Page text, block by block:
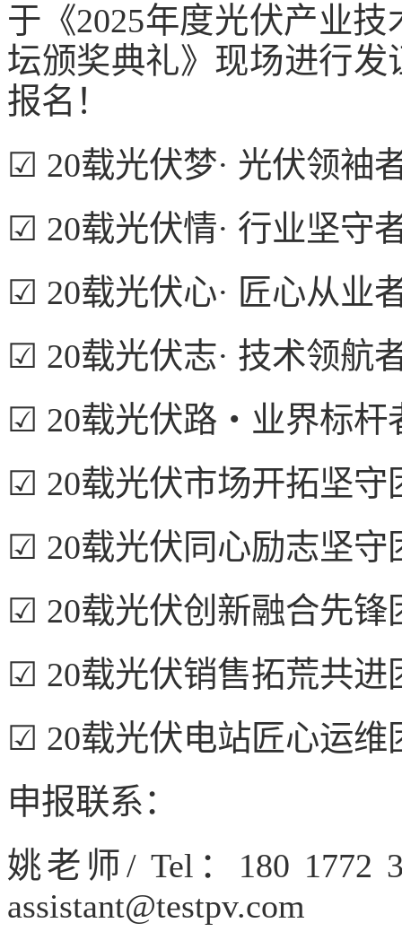
于《2025年度光伏产业
坛颁奖典礼》现场进行
报名！
☑ 20载光伏梦· 光伏领袖
☑ 20载光伏情· 行业坚守
☑ 20载光伏心· 匠心从业
☑ 20载光伏志· 技术领航
☑ 20载光伏路・业界标杆
☑ 20载光伏市场开拓坚守
☑ 20载光伏同心励志坚守
☑ 20载光伏创新融合先锋
☑ 20载光伏销售拓荒共进
☑ 20载光伏电站匠心运维
申报联系：
姚老师/ Tel：180 1772
assistant@testpv.com